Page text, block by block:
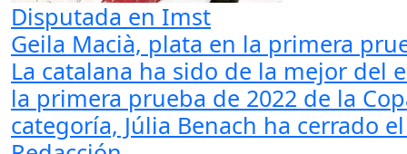
Disputada en Imst
Geila Macià, plata en la primera
La catalana ha sido de la mejor del
la primera prueba de 2022 de la
categoría, Júlia Benach ha cerrado